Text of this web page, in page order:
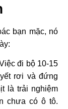
bạn mặc, nó
đi bộ 10-15
rơi và đứng
là trải nghiệm
chưa có ô tô.